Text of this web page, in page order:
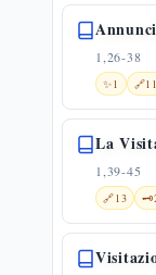
1,26-38
✨1 🔗11
La
1,39-45
🔗13 🗝️